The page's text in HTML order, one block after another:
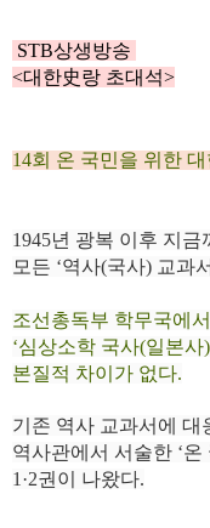
STB상생방송
<대한史랑 초대석>
14회 온 국민을 위한
1945년 광복 이후 지금
모든 ‘역사(국사) 교과
조선총독부 학무국에
‘심상소학 국사(일본
본질적 차이가 없다.
기존 역사 교과서에 대
역사관에서 서술한 ‘
1·2권이 나왔다.